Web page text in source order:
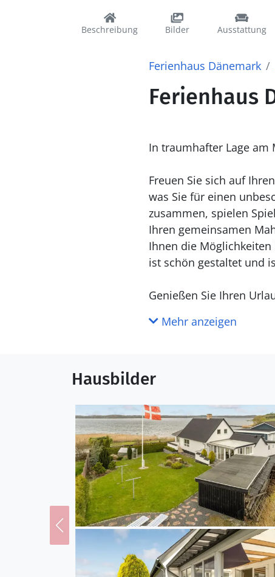
Beschreibung Bilder Ausstattung
Ferienhaus Dänemark
Ferienhaus
In traumhafter Lage am
Freuen Sie sich auf
was Sie für einen
zusammen, spielen
Ihren gemeinsamen
Ihnen die
ist schön gestaltet und
Genießen Sie Ihren
Brett mit und paddeln
Erleben Sie einen
Mehr anzeigen
Hausbilder